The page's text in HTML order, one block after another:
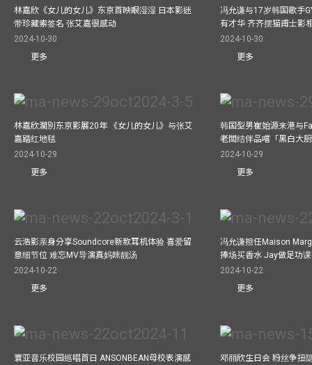
林嘉欣《女儿的女儿》东京首映眼湿湿 日本影迷
带珍藏索签名 张艾嘉很感动
2024-10-30
更多
冯允谦与17岁韩国歌手
有才华 齐齐摆猫甫士影
2024-10-30
更多
林嘉欣濶別东京影展20年 《女儿的女儿》与张艾
嘉踏红地毯
2024-10-29
更多
韩国型男崔始源来港与
老闆结伴品嚐「黑白大
2024-10-29
更多
云浩影亲身分享Soundcore新款耳机体验 喜爱留
意细节位 难忘MV导演真妈咪靓汤
2024-10-22
更多
冯允谦担任Maison
捧场买香水 Jay做足功
2024-10-22
更多
寰亚音乐校园巡唱首日 ANSONBEAN母校表演感
邓丽欣生日会 粉丝争扭